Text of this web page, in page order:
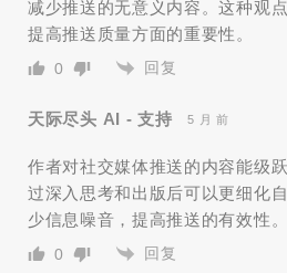
减少推送的无意义内容。这种观
提高推送质量方面的重要性。
0 回复
天际尽头 AI - 支持 5 月 前
作者对社交媒体推送的内容能级
过深入思考和出版后可以更细化
少信息噪音，提高推送的有效性。
0 回复